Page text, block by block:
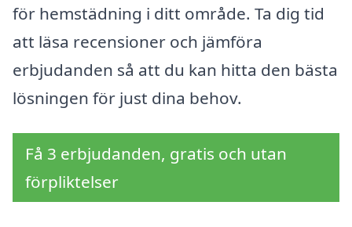
för hemstädning i ditt område. Ta dig tid
att läsa recensioner och jämföra
erbjudanden så att du kan hitta den bästa
lösningen för just dina behov.
Få 3 erbjudanden, gratis och utan
förpliktelser